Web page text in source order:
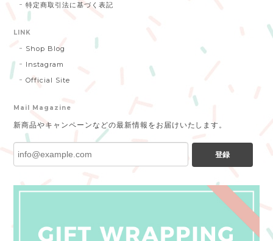
特定商取引法に基づく表記
LINK
Shop Blog
Instagram
Official Site
Mail Magazine
新商品やキャンペーンなどの最新情報をお届けいたします。
登録